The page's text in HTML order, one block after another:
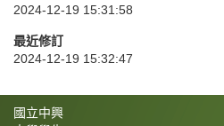
2024-12-19 15:31:58
最近修訂
2024-12-19 15:32:47
國立中興